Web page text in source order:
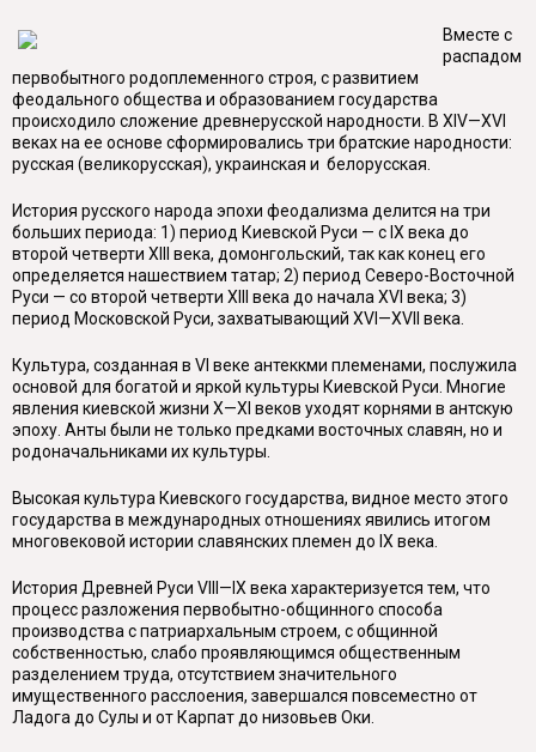
Вместе с
распадом
первобытного родоплеменного строя, с развитием
феодального общества и образованием государства
происходило сложение древнерусской народности. В XIV—XVI
веках на ее основе сформировались три братские народности:
русская (великорусская), украинская и белорусская.
История русского народа эпохи феодализма делится на три
больших периода: 1) период Киевской Руси — с IX века до
второй четверти XIII века, домонгольский, так как конец его
определяется нашествием татар; 2) период Северо-Восточной
Руси — со второй четверти XIII века до начала XVI века; 3)
период Московской Руси, захватывающий XVI—XVII века.
Культура, созданная в VI веке антеккми племенами, послужила
основой для богатой и яркой культуры Киевской Руси. Многие
явления киевской жизни X—XI веков уходят корнями в антскую
эпоху. Анты были не только предками восточных славян, но и
родоначальниками их культуры.
Высокая культура Киевского государства, видное место этого
государства в международных отношениях явились итогом
многовековой истории славянских племен до IX века.
История Древней Руси VIII—IX века характеризуется тем, что
процесс разложения первобытно-общинного способа
производства с патриархальным строем, с общинной
собственностью, слабо проявляющимся общественным
разделением труда, отсутствием значительного
имущественного расслоения, завершался повсеместно от
Ладога до Сулы и от Карпат до низовьев Оки.